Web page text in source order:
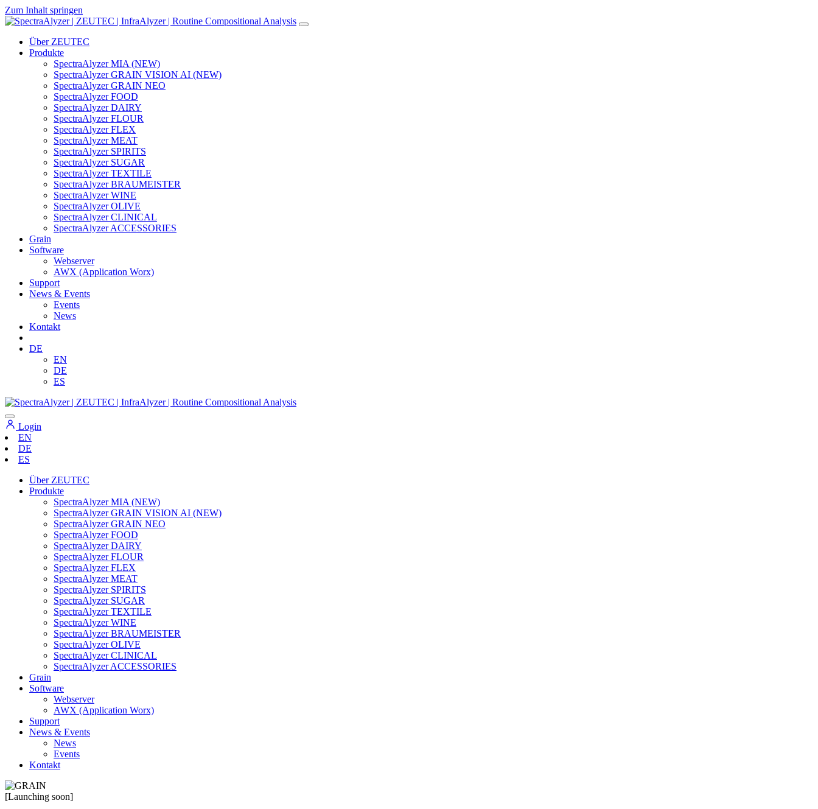
Zum Inhalt springen
Hauptnavigation
Über ZEUTEC
Produkte
SpectraAlyzer MIA (NEW)
SpectraAlyzer GRAIN VISION AI (NEW)
SpectraAlyzer GRAIN NEO
SpectraAlyzer FOOD
SpectraAlyzer DAIRY
SpectraAlyzer FLOUR
SpectraAlyzer FLEX
SpectraAlyzer MEAT
SpectraAlyzer SPIRITS
SpectraAlyzer SUGAR
SpectraAlyzer TEXTILE
SpectraAlyzer BRAUMEISTER
SpectraAlyzer WINE
SpectraAlyzer OLIVE
SpectraAlyzer CLINICAL
SpectraAlyzer ACCESSORIES
Grain
Software
Webserver
AWX (Application Worx)
Support
News & Events
Events
News
Kontakt
DE
EN
DE
ES
Login
EN
DE
ES
Über ZEUTEC
Produkte
SpectraAlyzer MIA (NEW)
SpectraAlyzer GRAIN VISION AI (NEW)
SpectraAlyzer GRAIN NEO
SpectraAlyzer FOOD
SpectraAlyzer DAIRY
SpectraAlyzer FLOUR
SpectraAlyzer FLEX
SpectraAlyzer MEAT
SpectraAlyzer SPIRITS
SpectraAlyzer SUGAR
SpectraAlyzer TEXTILE
SpectraAlyzer WINE
SpectraAlyzer BRAUMEISTER
SpectraAlyzer OLIVE
SpectraAlyzer CLINICAL
SpectraAlyzer ACCESSORIES
Grain
Software
Webserver
AWX (Application Worx)
Support
News & Events
News
Events
Kontakt
[Launching soon]